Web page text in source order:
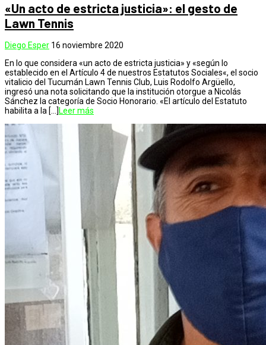
«Un acto de estricta justicia»: el gesto de
Lawn Tennis
Diego Esper 16 noviembre 2020
En lo que considera «un acto de estricta justicia» y «según lo
establecido en el Artículo 4 de nuestros Estatutos Sociales«, el socio
vitalicio del Tucumán Lawn Tennis Club, Luis Rodolfo Argüello,
ingresó una nota solicitando que la institución otorgue a Nicolás
Sánchez la categoría de Socio Honorario. «El artículo del Estatuto
habilita a la […] Leer más